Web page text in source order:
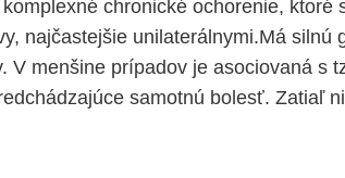
chronické ochorenie, ktoré
najčastejšie unilaterálnymi.Má
V menšine prípadov je asociovaná s
samotnú bolesť. Zatiaľ